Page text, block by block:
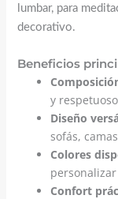
lumbar, para
decorativo.
Beneficios
y
Diseño
sofás,
Colores
Confort